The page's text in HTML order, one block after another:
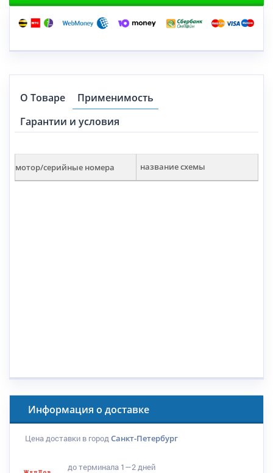
О Товаре
Применимость
Гарантии и условия
мотор/серийные номера название схемы
Информация о доставке
Цена доставки в городСанкт-Петербург
до терминала 1—2 дней